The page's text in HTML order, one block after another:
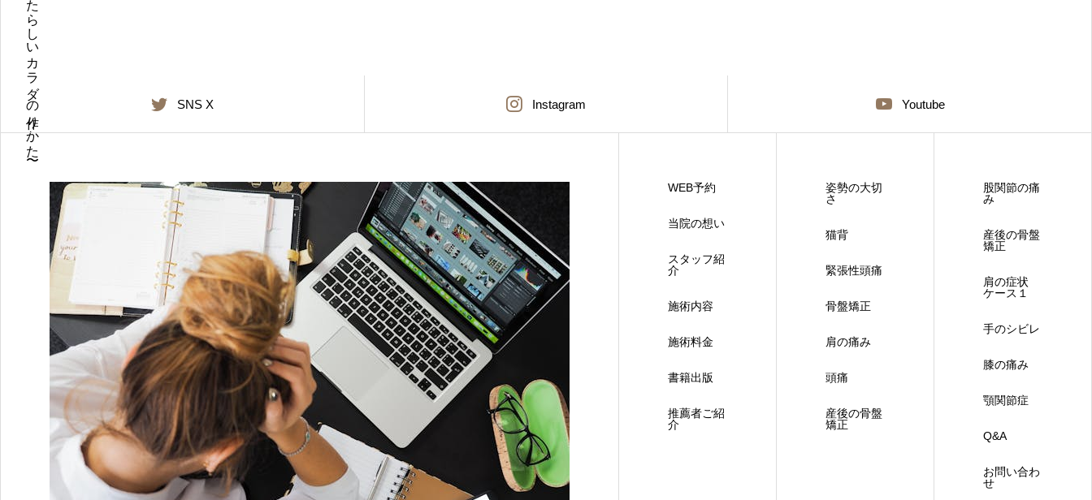
〜あたらしいカラダの作りかた〜 SNS X Instagram Youtube
WEB予約
当院の想い
スタッフ紹
介
施術内容
施術料金
書籍出版
推薦者ご紹
介
姿勢の大切
さ
猫背
緊張性頭痛
骨盤矯正
肩の痛み
頭痛
産後の骨盤
矯正
股関節の痛
み
産後の骨盤
矯正
肩の症状
ケース１
手のシビレ
膝の痛み
顎関節症
Q&A
お問い合わ
せ